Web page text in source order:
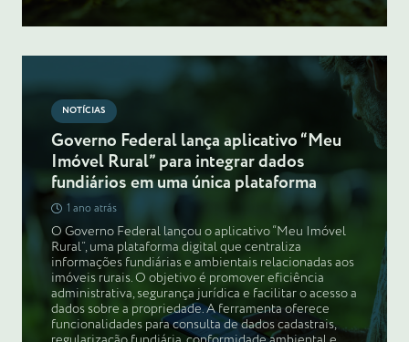
NOTÍCIAS
Governo Federal lança aplicativo “Meu
Imóvel Rural” para integrar dados
fundiários em uma única plataforma
1 ano atrás
O Governo Federal lançou o aplicativo “Meu Imóvel
Rural”, uma plataforma digital que centraliza
informações fundiárias e ambientais relacionadas aos
imóveis rurais. O objetivo é promover eficiência
administrativa, segurança jurídica e facilitar o acesso a
dados sobre a propriedade. A ferramenta oferece
funcionalidades para consulta de dados cadastrais,